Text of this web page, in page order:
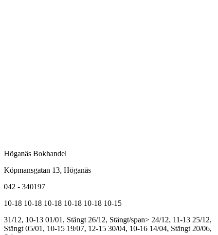
Höganäs Bokhandel
Köpmansgatan 13, Höganäs
042 - 340197
10-18 10-18 10-18 10-18 10-18 10-15
31/12, 10-13 01/01, Stängt 26/12, Stängt/span> 24/12, 11-13 25/12,
Stängt 05/01, 10-15 19/07, 12-15 30/04, 10-16 14/04, Stängt 20/06,